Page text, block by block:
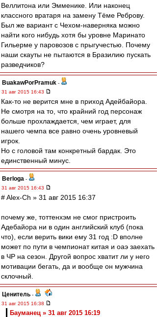
Веллитона или Эмменике. Или наконец
классного вратаря на замену Тёме Реброву.
Был же вариант с Чехом-наверняка можно
найти кого нибудь хотя бы уровне Маринато
Гильерме у паровозов с прыгучестью. Почему
наши скауты не пытаются в Бразилию пускать
разведчиков?
BuakawPorPramuk -
31 авг 2015 16:43
Как-то не верится мне в приход Адейбайора.
Не смотря на то, что крайний год персонаж
больше прохлаждается, чем играет, для
нашего чемпа все равно очень уровневый
игрок.
Но с головой там конкретный бардак. Это
единственный минус.
Berloga -
31 авг 2015 16:43
# Alex-Ch » 31 авг 2015 16:37
почему же, тоттенхэм не смог пристроить
Адебайора ни в один английский клуб (пока
что), если верить вики ему 31 год :D вполне
может по пути в чемпионат китая и оаэ заехать
в ЧР на сезон. Другой вопрос хватит ли у него
мотивации бегать, да и вообще он мужчина
склочный.
Ценитель -
31 авг 2015 16:38
Бауманец » 31 авг 2015 16:19